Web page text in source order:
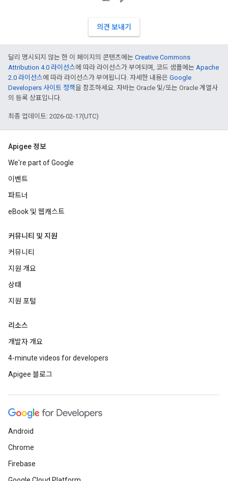
의견 보내기
달리 명시되지 않는 한 이 페이지의 콘텐츠에는 Creative Commons
Attribution 4.0 라이선스에 따라 라이선스가 부여되며, 코드 샘플에는 Apache
2.0 라이선스에 따라 라이선스가 부여됩니다. 자세한 내용은 Google
Developers 사이트 정책을 참조하세요. 자바는 Oracle 및/또는 Oracle 계열사
의 등록 상표입니다.
최종 업데이트: 2026-02-17(UTC)
Apigee 정보
We're part of Google
이벤트
파트너
eBook 및 웹캐스트
커뮤니티 및 지원
커뮤니티
지원 개요
상태
지원 포털
리소스
개발자 개요
4-minute videos for developers
Apigee 블로그
Android
Chrome
Firebase